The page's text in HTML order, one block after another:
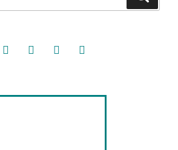
mastodoninstagramthreads goodreads